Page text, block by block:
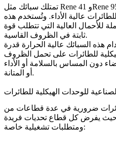
Rene 41 وRene
عالية الأداء. وتُستخدم هذه
للأحمال العالية التي تتطلب قوة
ثابتة في الظروف القاسية.
هذه السبائك عالية الحرارة قدرة
للطائرات على تحمل الظروف
دون المساس بالسلامة أو الأداء
أو المتانة.
للوحدات الهيكلية للطائرات
ضرورية في عدة قطاعات من
حيث يفرض كل قطاع تحديات فريدة
ومتطلبات تشغيلية خاصة: